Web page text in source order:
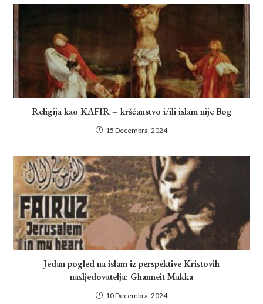
Religija kao KAFIR – kršćanstvo i/ili islam nije Bog
15 Decembra, 2024
Jedan pogled na islam iz perspektive Kristovih
nasljedovatelja: Ghanneit Makka
10 Decembra, 2024